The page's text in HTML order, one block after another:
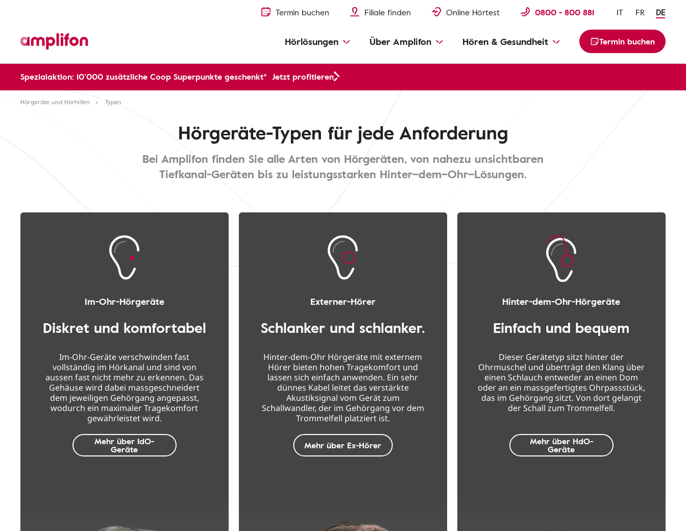
Termin buchen Filiale finden Online Hörtest 0800 - 800 881 IT FR DE
Hörlösungen Über Amplifon Hören & Gesundheit Termin buchen
Spezialaktion: 10’000 zusätzliche Coop Superpunkte geschenkt* Jetzt profitieren
Hörgeräte und Hörhilfen Typen
Hörgeräte-Typen für jede Anforderung
Bei Amplifon finden Sie alle Arten von Hörgeräten, von nahezu unsichtbaren
Tiefkanal-Geräten bis zu leistungsstarken Hinter–dem–Ohr–Lösungen.
Im-Ohr-Hörgeräte
Diskret und komfortabel
Im-Ohr-Geräte verschwinden fast
vollständig im Hörkanal und sind von
aussen fast nicht mehr zu erkennen. Das
Gehäuse wird dabei massgeschneidert
dem jeweiligen Gehörgang angepasst,
wodurch ein maximaler Tragekomfort
gewährleistet wird.
Mehr über IdO-
Geräte
Externer-Hörer
Schlanker und schlanker.
Hinter-dem-Ohr Hörgeräte mit externem
Hörer bieten hohen Tragekomfort und
lassen sich einfach anwenden. Ein sehr
dünnes Kabel leitet das verstärkte
Akustiksignal vom Gerät zum
Schallwandler, der im Gehörgang vor dem
Trommelfell platziert ist.
Mehr über Ex-Hörer
Hinter-dem-Ohr-Hörgeräte
Einfach und bequem
Dieser Gerätetyp sitzt hinter der
Ohrmuschel und überträgt den Klang über
einen Schlauch entweder an einen Dom
oder an ein massgefertigtes Ohrpassstück,
das im Gehörgang sitzt. Von dort gelangt
der Schall zum Trommelfell.
Mehr über HdO-
Geräte